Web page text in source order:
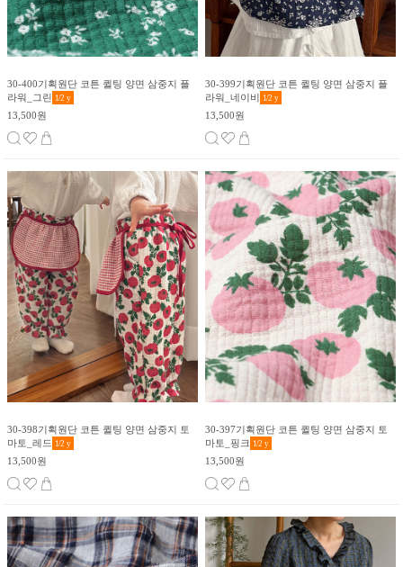
30-400기획원단 코튼 퀼팅 양면 삼중지 플
라워_그린 1/2 y
13,500원
30-399기획원단 코튼 퀼팅 양면 삼중지 플
라워_네이비 1/2 y
13,500원
30-398기획원단 코튼 퀼팅 양면 삼중지 토
마토_레드 1/2 y
13,500원
30-397기획원단 코튼 퀼팅 양면 삼중지 토
마토_핑크 1/2 y
13,500원